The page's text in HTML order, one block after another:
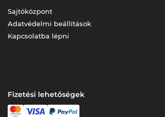
Sajtóközpont
Adatvédelmi beállítások
Kapcsolatba lépni
Fizetési lehetőségek